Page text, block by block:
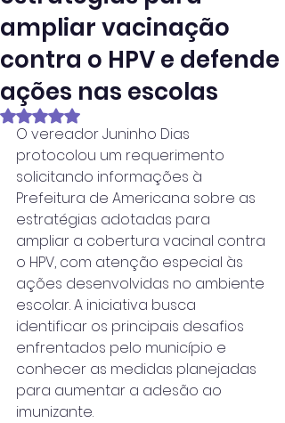
ampliar vacinação
contra o HPV e defende
ações nas escolas
Avaliado com NaN de 5 estrelas.
O vereador Juninho Dias
protocolou um requerimento
solicitando informações à
Prefeitura de Americana sobre as
estratégias adotadas para
ampliar a cobertura vacinal contra
o HPV, com atenção especial às
ações desenvolvidas no ambiente
escolar. A iniciativa busca
identificar os principais desafios
enfrentados pelo município e
conhecer as medidas planejadas
para aumentar a adesão ao
imunizante.